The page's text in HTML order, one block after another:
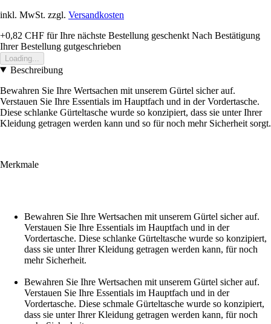
inkl. MwSt. zzgl. Versandkosten
+0,82 CHF für Ihre nächste Bestellung geschenkt Nach Bestätigung
Ihrer Bestellung gutgeschrieben
Loading...
Beschreibung
Bewahren Sie Ihre Wertsachen mit unserem Gürtel sicher auf.
Verstauen Sie Ihre Essentials im Hauptfach und in der Vordertasche.
Diese schlanke Gürteltasche wurde so konzipiert, dass sie unter Ihrer
Kleidung getragen werden kann und so für noch mehr Sicherheit sorgt.
Merkmale
Bewahren Sie Ihre Wertsachen mit unserem Gürtel sicher auf.
Verstauen Sie Ihre Essentials im Hauptfach und in der
Vordertasche. Diese schlanke Gürteltasche wurde so konzipiert,
dass sie unter Ihrer Kleidung getragen werden kann, für noch
mehr Sicherheit.
Bewahren Sie Ihre Wertsachen mit unserem Gürtel sicher auf.
Verstauen Sie Ihre Essentials im Hauptfach und in der
Vordertasche. Diese schmale Gürteltasche wurde so konzipiert,
dass sie unter Ihrer Kleidung getragen werden kann, für noch